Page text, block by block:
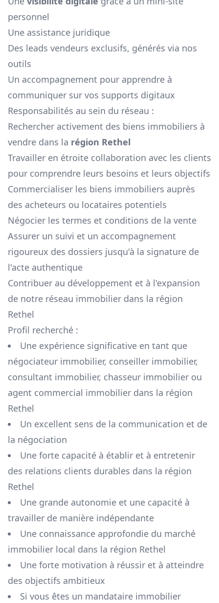
personnel
Une assistance juridique
Des leads vendeurs exclusifs, générés via nos
outils
Un accompagnement pour apprendre à
communiquer sur vos supports digitaux
Responsabilités au sein du réseau :
Rechercher activement des biens immobiliers à
vendre dans la région Rethel
Travailler en étroite collaboration avec les clients
pour comprendre leurs besoins et leurs objectifs
Commercialiser les biens immobiliers auprès
des acheteurs ou locataires potentiels
Négocier les termes et conditions de la vente
Assurer un suivi et un accompagnement
rigoureux des dossiers jusqu'à la signature de
l'acte authentique
Contribuer au développement et à l'expansion
de notre réseau immobilier dans la région
Rethel
Profil recherché :
Une expérience significative en tant que
négociateur immobilier, conseiller immobilier,
consultant immobilier, chasseur immobilier ou
agent commercial immobilier dans la région
Rethel
Un excellent sens de la communication et de
la négociation
Une forte capacité à établir et à entretenir
des relations clients durables dans la région
Rethel
Une grande autonomie et une capacité à
travailler de manière indépendante
Une connaissance approfondie du marché
immobilier local dans la région Rethel
Une forte motivation à réussir et à atteindre
des objectifs ambitieux
Si vous êtes un mandataire immobilier